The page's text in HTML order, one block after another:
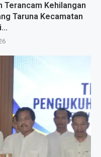
Terancam Kehilangan
Taruna Kecamatan